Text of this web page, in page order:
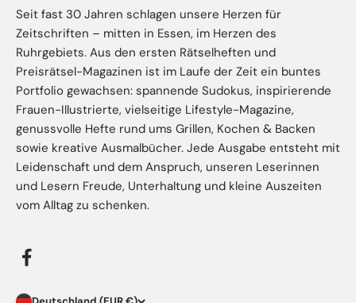
Seit fast 30 Jahren schlagen unsere Herzen für
Zeitschriften – mitten in Essen, im Herzen des
Ruhrgebiets. Aus den ersten Rätselheften und
Preisrätsel-Magazinen ist im Laufe der Zeit ein buntes
Portfolio gewachsen: spannende Sudokus, inspirierende
Frauen-Illustrierte, vielseitige Lifestyle-Magazine,
genussvolle Hefte rund ums Grillen, Kochen & Backen
sowie kreative Ausmalbücher. Jede Ausgabe entsteht mit
Leidenschaft und dem Anspruch, unseren Leserinnen
und Lesern Freude, Unterhaltung und kleine Auszeiten
vom Alltag zu schenken.